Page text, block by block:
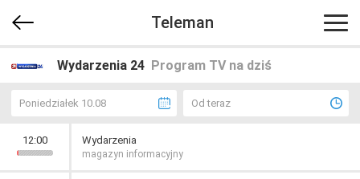
Teleman
Wydarzenia 24 Program TV na dziś
Poniedziałek 10.08 Od teraz
12:00 Wydarzenia
magazyn informacyjny